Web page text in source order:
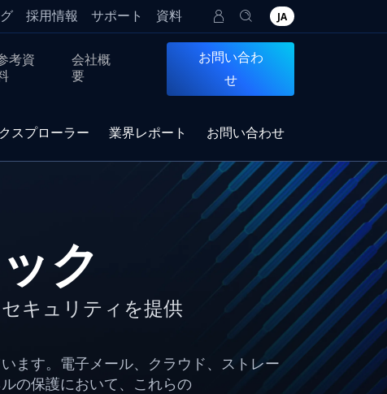
採用情報 サポート 資料 JA
考資
会社概
要
お問い合わ
せ
スプローラー 業界レポート お問い合わせ
ク
キュリティを提供
ます。電子メール、クラウド、ストレー
の保護において、これらの